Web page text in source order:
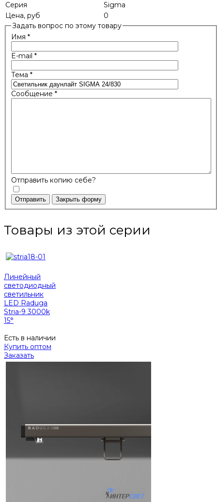
Серия
Sigma
Цена, руб
0
Задать вопрос по этому товару
Имя *
E-mail *
Тема *
Сообщение *
Отправить копию себе?
Отправить Закрыть форму
Товары из этой серии
Линейный
светодиодный
светильник
LED Raduga
Stria-9 3000k
15°
Есть в наличии
Купить оптом
Заказать